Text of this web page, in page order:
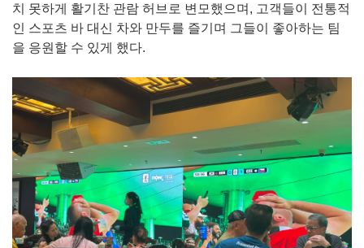
치 못하게 활기찬 관람 허브로 변모했으며, 고객들이 전통적
인 스포츠 바 대신 차와 만두를 즐기며 그들이 좋아하는 팀
을 응원할 수 있게 했다.